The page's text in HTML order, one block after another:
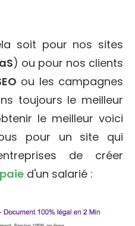
soit pour nos sites
) ou pour nos clients
ou les campagnes
toujours le meilleur
le meilleur voici
pour un site qui
de créer
d'un salarié :